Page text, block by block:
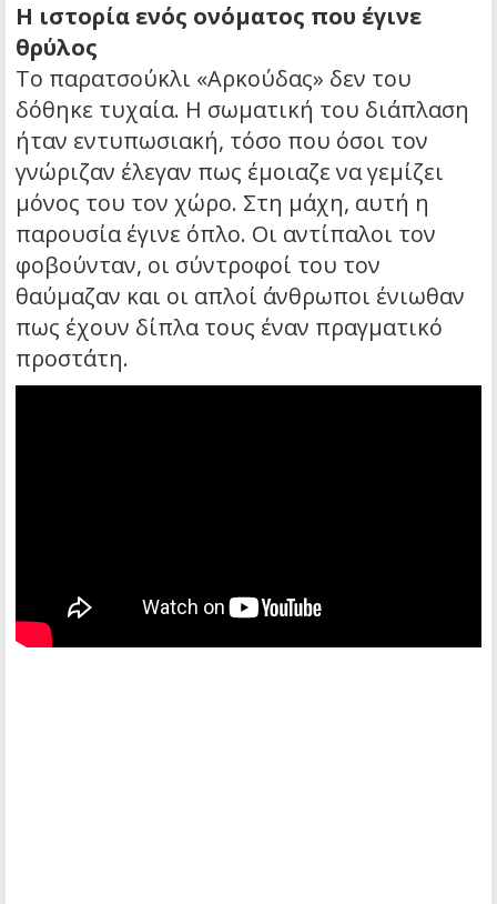
Η ιστορία ενός ονόματος που έγινε
θρύλος
Το παρατσούκλι «Αρκούδας» δεν του
δόθηκε τυχαία. Η σωματική του διάπλαση
ήταν εντυπωσιακή, τόσο που όσοι τον
γνώριζαν έλεγαν πως έμοιαζε να γεμίζει
μόνος του τον χώρο. Στη μάχη, αυτή η
παρουσία έγινε όπλο. Οι αντίπαλοι τον
φοβούνταν, οι σύντροφοί του τον
θαύμαζαν και οι απλοί άνθρωποι ένιωθαν
πως έχουν δίπλα τους έναν πραγματικό
προστάτη.